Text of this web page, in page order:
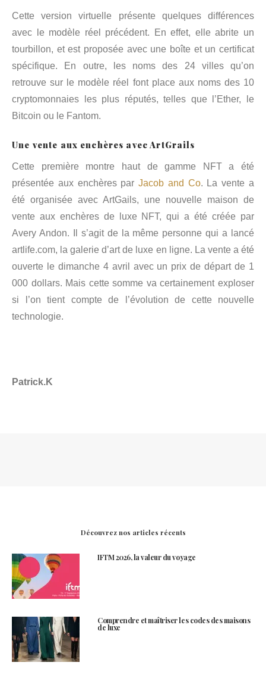
Cette version virtuelle présente quelques différences
avec le modèle réel précédent. En effet, elle abrite un
tourbillon, et est proposée avec une boîte et un certificat
spécifique. En outre, les noms des 24 villes qu’on
retrouve sur le modèle réel font place aux noms des 10
cryptomonnaies les plus réputés, telles que l’Ether, le
Bitcoin ou le Fantom.
Une vente aux enchères avec ArtGrails
Cette première montre haut de gamme NFT a été
présentée aux enchères parJacob and Co. La vente a
été organisée avec ArtGails, une nouvelle maison de
vente aux enchères de luxe NFT, qui a été créée par
Avery Andon. Il s’agit de la même personne qui a lancé
artlife.com, la galerie d’art de luxe en ligne. La vente a été
ouverte le dimanche 4 avril avec un prix de départ de 1
000 dollars. Mais cette somme va certainement exploser
si l’on tient compte de l’évolution de cette nouvelle
technologie.
Patrick.K
Découvrez nos articles récents
IFTM 2026, la valeur du voyage
Comprendre et maîtriser les codes des maisons
de luxe